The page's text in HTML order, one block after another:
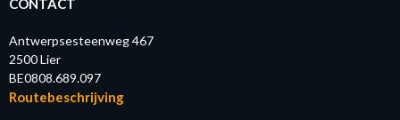
Antwerpsesteenweg 467
2500 Lier
BE0808.689.097
Routebeschrijving